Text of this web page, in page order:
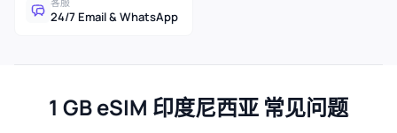
24/7 Email & WhatsApp
1 GB eSIM 印度尼西亚 常见问题